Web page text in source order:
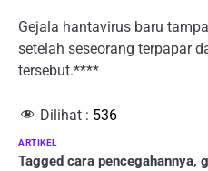
Gejala hantavirus baru
setelah seseorang terpapar
tersebut.****
Dilihat : 536
ARTIKEL
Tagged cara pencegahannya,